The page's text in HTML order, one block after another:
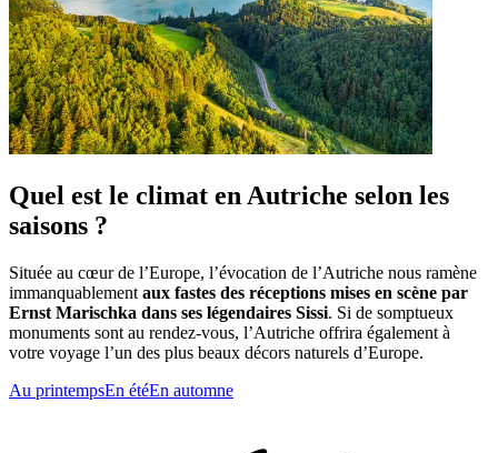
Quel est le climat en Autriche selon les
saisons ?
Située au cœur de l’Europe, l’évocation de l’Autriche nous ramène
immanquablement aux fastes des réceptions mises en scène par
Ernst Marischka dans ses légendaires Sissi. Si de somptueux
monuments sont au rendez-vous, l’Autriche offrira également à
votre voyage l’un des plus beaux décors naturels d’Europe.
Au printempsEn étéEn automne